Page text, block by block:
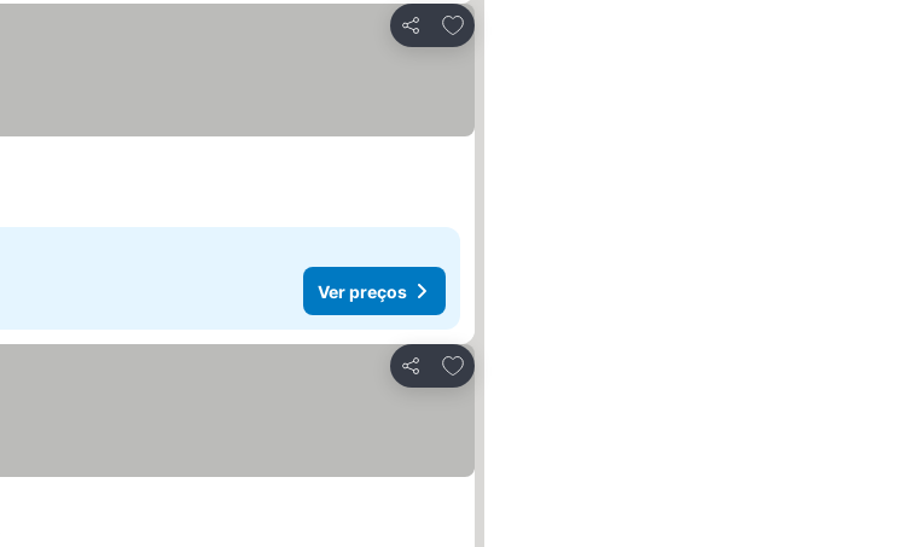
Partilhar
Adicionar aos favoritos
Ver preços
Partilhar
Adicionar aos favoritos